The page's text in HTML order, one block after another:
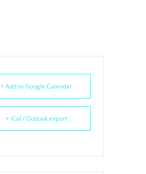
+ Add to Google Calendar
+ iCal / Outlook export